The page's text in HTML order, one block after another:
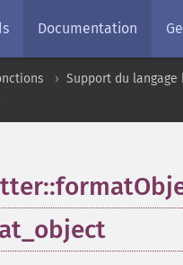
Documentation
Support du